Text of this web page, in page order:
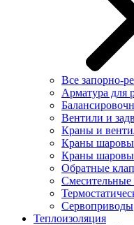
Все запорно-
Арматура для
Вентили и
Краны и
Краны
Краны
Обратные
Сервоприводы
Теплоизоляция